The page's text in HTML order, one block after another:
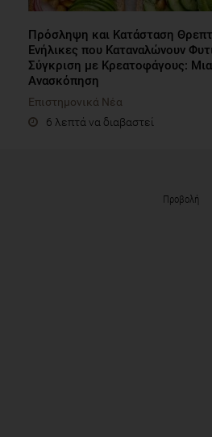
Πρόσληψη και Κατάσταση
Ενήλικες που Καταναλώνουν
Σύγκριση με Κρεατοφάγους:
Ανασκόπηση
Επιστημονικά Νέα
6 λεπτά να διαβαστεί
Προβολή